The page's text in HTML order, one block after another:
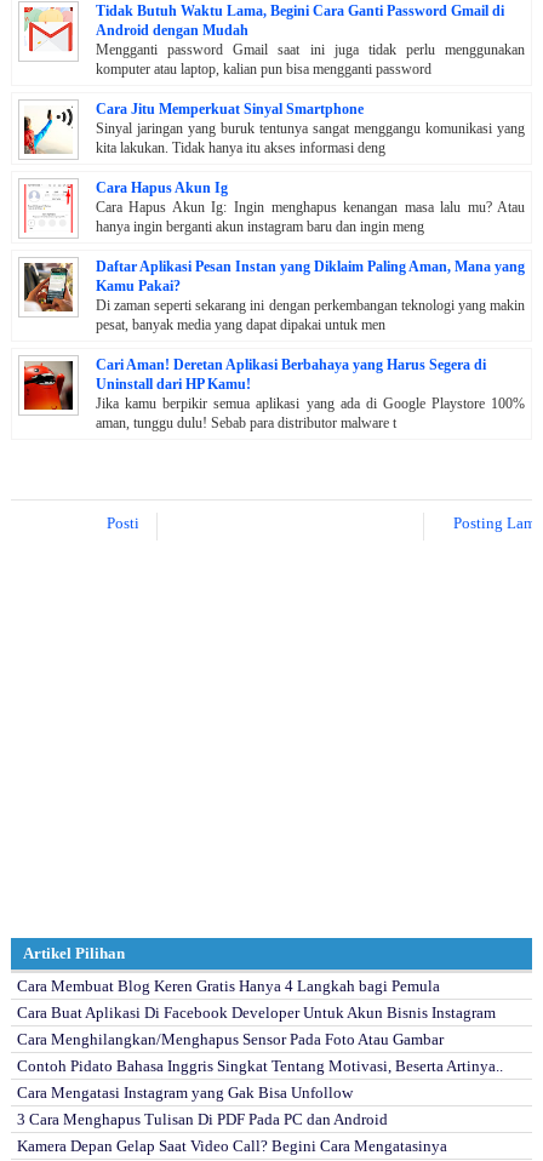
Tidak Butuh Waktu Lama, Begini Cara Ganti Password Gmail di
Android dengan Mudah
Mengganti password Gmail saat ini juga tidak perlu menggunakan
komputer atau laptop, kalian pun bisa mengganti password
Cara Jitu Memperkuat Sinyal Smartphone
Sinyal jaringan yang buruk tentunya sangat menggangu komunikasi yang
kita lakukan. Tidak hanya itu akses informasi deng
Cara Hapus Akun Ig
Cara Hapus Akun Ig: Ingin menghapus kenangan masa lalu mu? Atau
hanya ingin berganti akun instagram baru dan ingin meng
Daftar Aplikasi Pesan Instan yang Diklaim Paling Aman, Mana yang
Kamu Pakai?
Di zaman seperti sekarang ini dengan perkembangan teknologi yang makin
pesat, banyak media yang dapat dipakai untuk men
Cari Aman! Deretan Aplikasi Berbahaya yang Harus Segera di
Uninstall dari HP Kamu!
Jika kamu berpikir semua aplikasi yang ada di Google Playstore 100%
aman, tunggu dulu! Sebab para distributor malware t
Posting Lebih Baru Posting Lama
Artikel Pilihan
Cara Membuat Blog Keren Gratis Hanya 4 Langkah bagi Pemula
Cara Buat Aplikasi Di Facebook Developer Untuk Akun Bisnis Instagram
Cara Menghilangkan/Menghapus Sensor Pada Foto Atau Gambar
Contoh Pidato Bahasa Inggris Singkat Tentang Motivasi, Beserta Artinya..
Cara Mengatasi Instagram yang Gak Bisa Unfollow
3 Cara Menghapus Tulisan Di PDF Pada PC dan Android
Kamera Depan Gelap Saat Video Call? Begini Cara Mengatasinya